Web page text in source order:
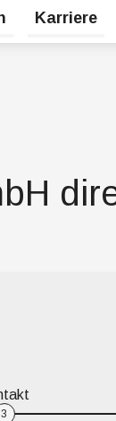
Karriere
3